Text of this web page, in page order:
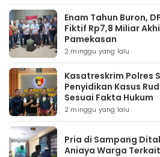
Enam Tahun Buron,
Fiktif Rp7,8 Miliar
Pamekasan
2 minggu yang lalu
Kasatreskrim Polres
Penyidikan Kasus
Sesuai Fakta Hukum
2 minggu yang lalu
Pria di Sampang
Aniaya Warga